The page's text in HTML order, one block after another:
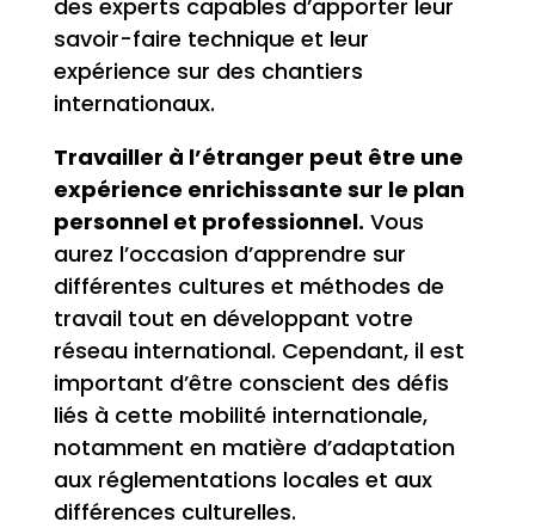
des experts capables d’apporter leur
savoir-faire technique et leur
expérience sur des chantiers
internationaux.
Travailler à l’étranger peut être une
expérience enrichissante sur le plan
personnel et professionnel. Vous
aurez l’occasion d’apprendre sur
différentes cultures et méthodes de
travail tout en développant votre
réseau international. Cependant, il est
important d’être conscient des défis
liés à cette mobilité internationale,
notamment en matière d’adaptation
aux réglementations locales et aux
différences culturelles.